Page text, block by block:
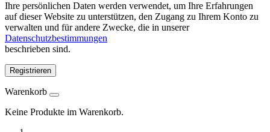
Ihre persönlichen Daten werden verwendet, um Ihre Erfahrungen
auf dieser Website zu unterstützen, den Zugang zu Ihrem Konto zu
verwalten und für andere Zwecke, die in unserer
Datenschutzbestimmungen
beschrieben sind.
Registrieren
Warenkorb
Keine Produkte im Warenkorb.